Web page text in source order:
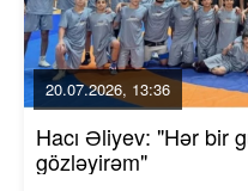
20.07.2026, 13:36
Hacı Əliyev: "Hər bir
gözləyirəm"